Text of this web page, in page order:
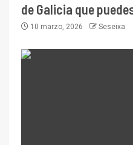
de Galicia que
10 marzo, 2026 Seseixa